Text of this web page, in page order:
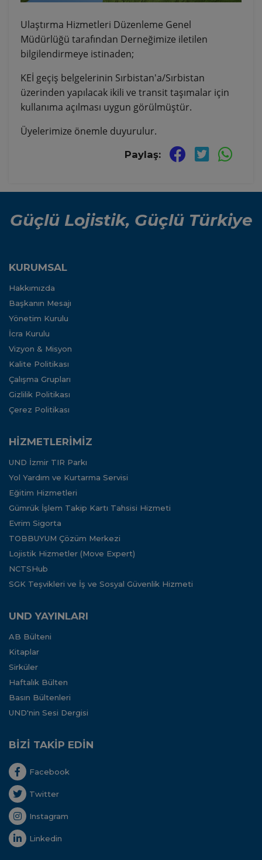
Ulaştırma Hizmetleri Düzenleme Genel
Müdürlüğü tarafından Derneğimize iletilen
bilgilendirmeye istinaden;
KEİ geçiş belgelerinin Sırbistan'a/Sırbistan
üzerinden yapılacak ikili ve transit taşımalar için
kullanıma açılması uygun görülmüştür.
Üyelerimize önemle duyurulur.
Paylaş:
Güçlü Lojistik, Güçlü Türkiye
KURUMSAL
Hakkımızda
Başkanın Mesajı
Yönetim Kurulu
İcra Kurulu
Vizyon & Misyon
Kalite Politikası
Çalışma Grupları
Gizlilik Politikası
Çerez Politikası
HİZMETLERİMİZ
UND İzmir TIR Parkı
Yol Yardım ve Kurtarma Servisi
Eğitim Hizmetleri
Gümrük İşlem Takip Kartı Tahsisi Hizmeti
Evrim Sigorta
TOBBUYUM Çözüm Merkezi
Lojistik Hizmetler (Move Expert)
NCTSHub
SGK Teşvikleri ve İş ve Sosyal Güvenlik Hizmeti
UND YAYINLARI
AB Bülteni
Kitaplar
Sirküler
Haftalık Bülten
Basın Bültenleri
UND'nin Sesi Dergisi
BİZİ TAKİP EDİN
Facebook
Twitter
Instagram
Linkedin